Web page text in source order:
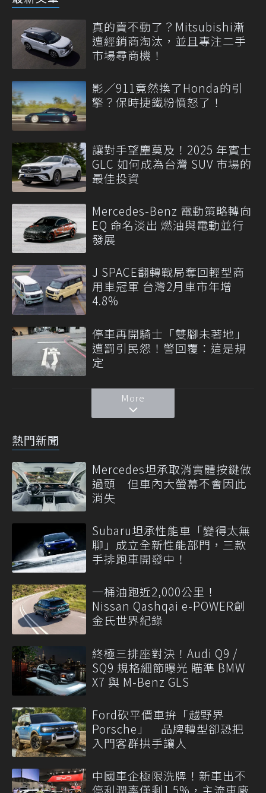
真的賣不動了？Mitsubishi漸
遭經銷商淘汰，並且專注二手
市場尋商機！
影／911竟然換了Honda的引
擎？保時捷鐵粉憤怒了！
讓對手望塵莫及！2025 年賓士
GLC 如何成為台灣 SUV 市場的
最佳投資
Mercedes-Benz 電動策略轉向
EQ 命名淡出 燃油與電動並行
發展
J SPACE翻轉戰局奪回輕型商
用車冠軍 台灣2月車市年增
4.8%
停車再開騎士「雙腳未著地」
遭罰引民怨！警回覆：這是規
定
More
熱門新聞
Mercedes坦承取消實體按鍵做
過頭 但車內大螢幕不會因此
消失
Subaru坦承性能車「變得太無
聊」成立全新性能部門，三款
手排跑車開發中！
一桶油跑近2,000公里！
Nissan Qashqai e-POWER創
金氏世界紀錄
終極三排座對決！Audi Q9 /
SQ9 規格細節曝光 瞄準 BMW
X7 與 M-Benz GLS
Ford砍平價車拚「越野界
Porsche」 品牌轉型卻恐把
入門客群拱手讓人
中國車企極限洗牌！新車出不